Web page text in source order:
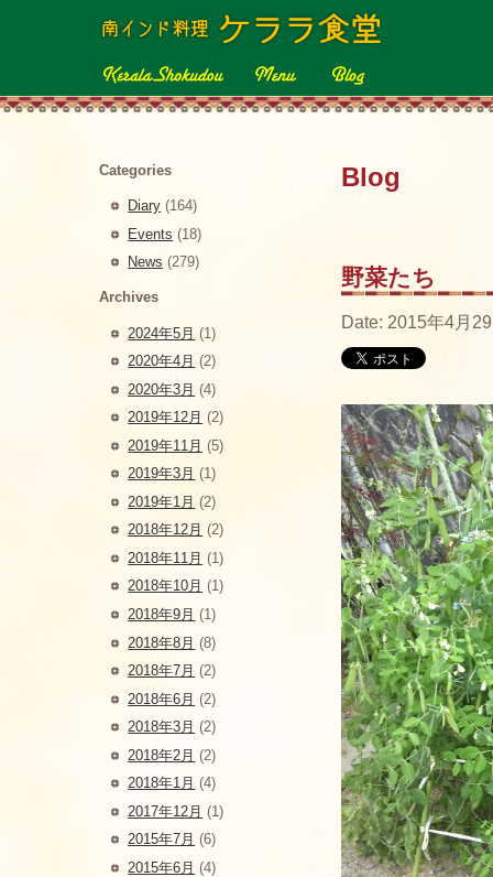
Blog
野菜たち
Date: 2015年4月
Categories
Diary (164)
Events (18)
News (279)
Archives
2024年5月 (1)
2020年4月 (2)
2020年3月 (4)
2019年12月 (2)
2019年11月 (5)
2019年3月 (1)
2019年1月 (2)
2018年12月 (2)
2018年11月 (1)
2018年10月 (1)
2018年9月 (1)
2018年8月 (8)
2018年7月 (2)
2018年6月 (2)
2018年3月 (2)
2018年2月 (2)
2018年1月 (4)
2017年12月 (1)
2015年7月 (6)
2015年6月 (4)